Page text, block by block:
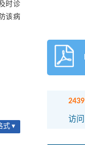
时诊
该病
式 ▾
2439
访问